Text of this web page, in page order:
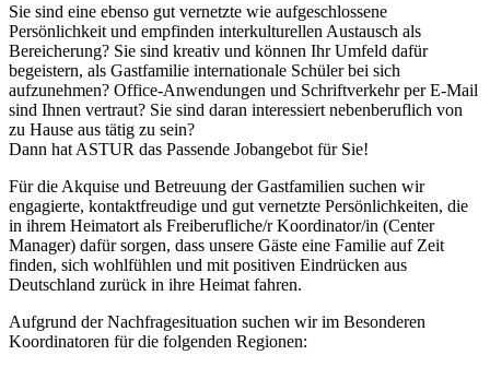
Sie sind eine ebenso gut vernetzte wie aufgeschlossene
Persönlichkeit und empfinden interkulturellen Austausch als
Bereicherung? Sie sind kreativ und können Ihr Umfeld dafür
begeistern, als Gastfamilie internationale Schüler bei sich
aufzunehmen? Office-Anwendungen und Schriftverkehr per E-Mail
sind Ihnen vertraut? Sie sind daran interessiert nebenberuflich von
zu Hause aus tätig zu sein?
Dann hat ASTUR das Passende Jobangebot für Sie!
Für die Akquise und Betreuung der Gastfamilien suchen wir
engagierte, kontaktfreudige und gut vernetzte Persönlichkeiten, die
in ihrem Heimatort als Freiberufliche/r Koordinator/in (Center
Manager) dafür sorgen, dass unsere Gäste eine Familie auf Zeit
finden, sich wohlfühlen und mit positiven Eindrücken aus
Deutschland zurück in ihre Heimat fahren.
Aufgrund der Nachfragesituation suchen wir im Besonderen
Koordinatoren für die folgenden Regionen: